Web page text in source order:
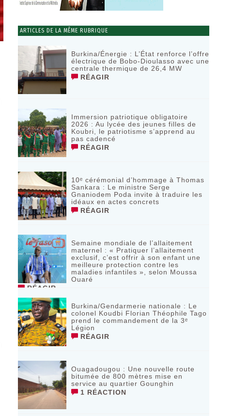
ARTICLES DE LA MÊME RUBRIQUE
Burkina/Énergie : L’État renforce l’offre
électrique de Bobo-Dioulasso avec une
centrale thermique de 26,4 MW
RÉAGIR
Immersion patriotique obligatoire
2026 : Au lycée des jeunes filles de
Koubri, le patriotisme s’apprend au
pas cadencé
RÉAGIR
10ᵉ cérémonial d’hommage à Thomas
Sankara : Le ministre Serge
Gnaniodem Poda invite à traduire les
idéaux en actes concrets
RÉAGIR
Semaine mondiale de l’allaitement
maternel : « Pratiquer l’allaitement
exclusif, c’est offrir à son enfant une
meilleure protection contre les
maladies infantiles », selon Moussa
Ouaré
RÉAGIR
Burkina/Gendarmerie nationale : Le
colonel Koudbi Florian Théophile Tago
prend le commandement de la 3ᵉ
Légion
RÉAGIR
Ouagadougou : Une nouvelle route
bitumée de 800 mètres mise en
service au quartier Gounghin
1 RÉACTION